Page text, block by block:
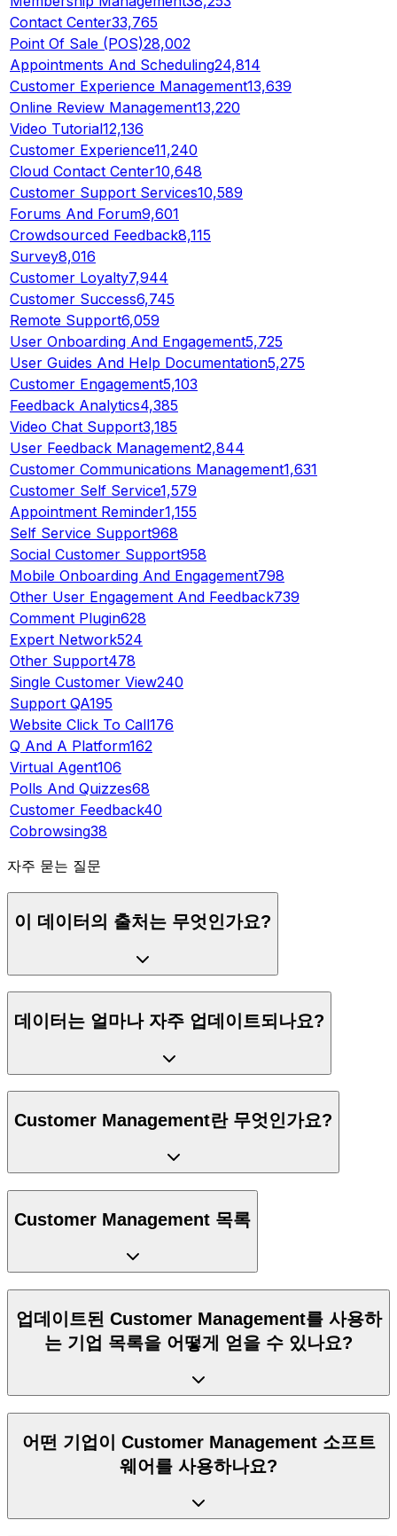
Contact Center33,765
Point Of Sale (POS)28,002
Appointments And Scheduling24,814
Customer Experience Management13,639
Online Review Management13,220
Video Tutorial12,136
Customer Experience11,240
Cloud Contact Center10,648
Customer Support Services10,589
Forums And Forum9,601
Crowdsourced Feedback8,115
Survey8,016
Customer Loyalty7,944
Customer Success6,745
Remote Support6,059
User Onboarding And Engagement5,725
User Guides And Help Documentation5,275
Customer Engagement5,103
Feedback Analytics4,385
Video Chat Support3,185
User Feedback Management2,844
Customer Communications Management1,631
Customer Self Service1,579
Appointment Reminder1,155
Self Service Support968
Social Customer Support958
Mobile Onboarding And Engagement798
Other User Engagement And Feedback739
Comment Plugin628
Expert Network524
Other Support478
Single Customer View240
Support QA195
Website Click To Call176
Q And A Platform162
Virtual Agent106
Polls And Quizzes68
Customer Feedback40
Cobrowsing38
자주 묻는 질문
이 데이터의 출처는 무엇인가요?
데이터는 얼마나 자주 업데이트되나요?
Customer Management란 무엇인가요?
Customer Management 목록
업데이트된 Customer Management를 사용하
는 기업 목록을 어떻게 얻을 수 있나요?
어떤 기업이 Customer Management 소프트
웨어를 사용하나요?